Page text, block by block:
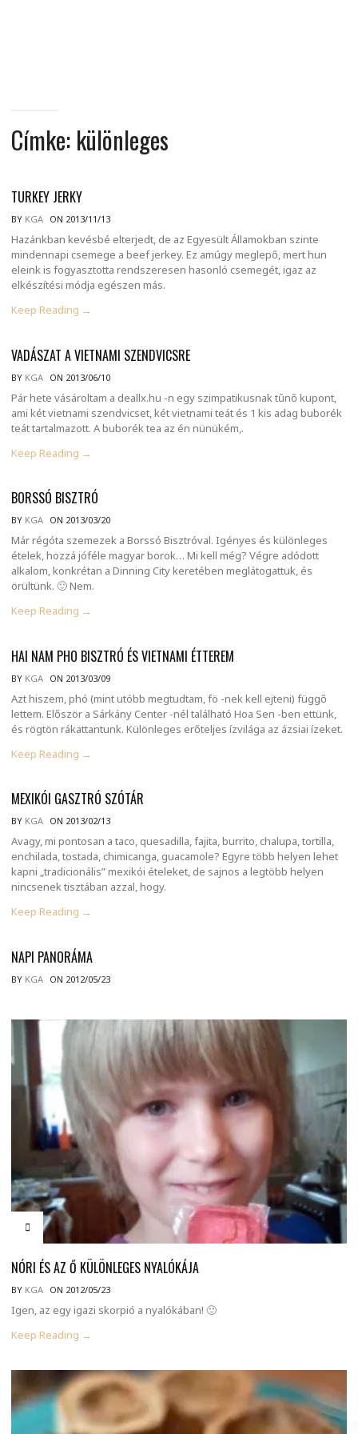
Címke: különleges
TURKEY JERKY
BY KGA ON 2013/11/13
Hazánkban kevésbé elterjedt, de az Egyesült Államokban szinte
mindennapi csemege a beef jerkey. Ez amúgy meglepő, mert hun
eleink is fogyasztotta rendszeresen hasonló csemegét, igaz az
elkészítési módja egészen más.
Keep Reading →
VADÁSZAT A VIETNAMI SZENDVICSRE
BY KGA ON 2013/06/10
Pár hete vásároltam a deallx.hu -n egy szimpatikusnak tűnő kupont,
ami két vietnami szendvicset, két vietnami teát és 1 kis adag buborék
teát tartalmazott. A buborék tea az én nünükém,.
Keep Reading →
BORSSÓ BISZTRÓ
BY KGA ON 2013/03/20
Már régóta szemezek a Borssó Bisztróval. Igényes és különleges
ételek, hozzá jóféle magyar borok… Mi kell még? Végre adódott
alkalom, konkrétan a Dinning City keretében meglátogattuk, és
örültünk. 🙂 Nem.
Keep Reading →
HAI NAM PHO BISZTRÓ ÉS VIETNAMI ÉTTEREM
BY KGA ON 2013/03/09
Azt hiszem, phó (mint utóbb megtudtam, fö -nek kell ejteni) függő
lettem. Először a Sárkány Center -nél található Hoa Sen -ben ettünk,
és rögtön rákattantunk. Különleges erőteljes ízvilága az ázsiai ízeket.
Keep Reading →
MEXIKÓI GASZTRÓ SZÓTÁR
BY KGA ON 2013/02/13
Avagy, mi pontosan a taco, quesadilla, fajita, burrito, chalupa, tortilla,
enchilada, tostada, chimicanga, guacamole? Egyre több helyen lehet
kapni „tradicionális” mexikói ételeket, de sajnos a legtöbb helyen
nincsenek tisztában azzal, hogy.
Keep Reading →
NAPI PANORÁMA
BY KGA ON 2012/05/23
NÓRI ÉS AZ Ő KÜLÖNLEGES NYALÓKÁJA
BY KGA ON 2012/05/23
Igen, az egy igazi skorpió a nyalókában! 🙂
Keep Reading →